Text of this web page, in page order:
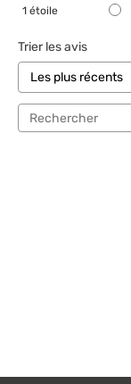
1 étoile
Trier les avis